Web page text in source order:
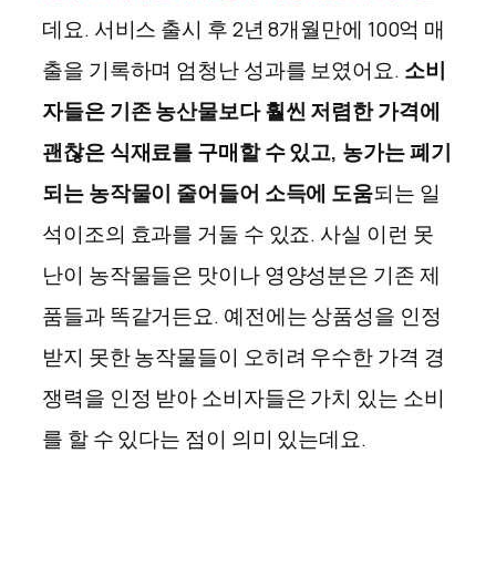
데요. 서비스 출시 후 2년 8개월만에 100억 매
출을 기록하며 엄청난 성과를 보였어요. 소비
자들은 기존 농산물보다 훨씬 저렴한 가격에
괜찮은 식재료를 구매할 수 있고, 농가는 폐기
되는 농작물이 줄어들어 소득에 도움되는 일
석이조의 효과를 거둘 수 있죠. 사실 이런 못
난이 농작물들은 맛이나 영양성분은 기존 제
품들과 똑같거든요. 예전에는 상품성을 인정
받지 못한 농작물들이 오히려 우수한 가격 경
쟁력을 인정 받아 소비자들은 가치 있는 소비
를 할 수 있다는 점이 의미 있는데요.